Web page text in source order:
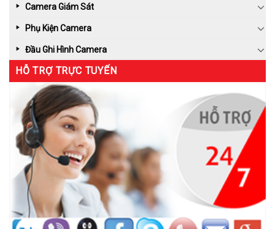
Camera Giám Sát
Phụ Kiện Camera
Đầu Ghi Hình Camera
HỖ TRỢ TRỰC TUYẾN